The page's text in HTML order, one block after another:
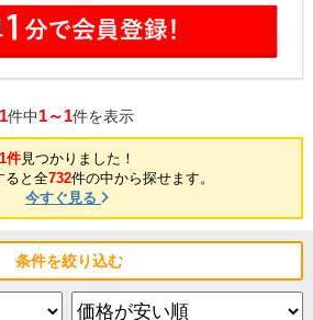
1件中1～1件を表示
1件見つかりました！
ると全732件の中から探せます。
今すぐ見る
条件を絞り込む